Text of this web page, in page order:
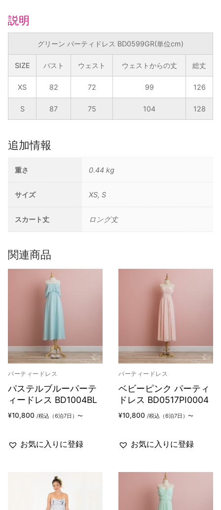
レ
BD0599GR
個
説明
グリーン パーティドレス BD0599GR(単位cm)
SIZE バスト ウェスト ウェストからの丈 総丈
XS 82 72 99 126
S 87 75 104 128
追加情報
重さ 0.44 kg
サイズ XS, S
スカート丈 ロング丈
関連商品
パーティードレス
パステルブルーパーテ
ィードレス BD1004BL
¥10,800 /税込（6泊7日）〜
お気に入りに登録
パーティードレス
ベビーピンク パーティ
ドレス BD0517PI0004
¥10,800 /税込（6泊7日）〜
お気に入りに登録